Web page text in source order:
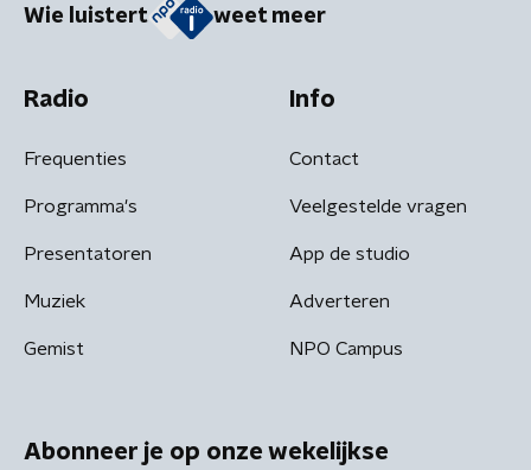
Wie luistert weet meer
Radio
Frequenties
Programma's
Presentatoren
Muziek
Gemist
Info
Contact
Veelgestelde vragen
App de studio
Adverteren
NPO Campus
Abonneer je op onze wekelijkse